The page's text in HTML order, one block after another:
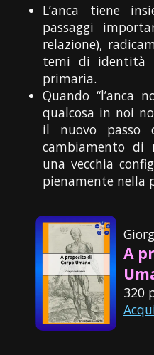
L’anca tiene
passaggi
relazione),
temi di identità
primaria.
Quando “l’anca
qualcosa in noi
il nuovo passo
cambiamento di
una vecchia
pienamente nella
A
320